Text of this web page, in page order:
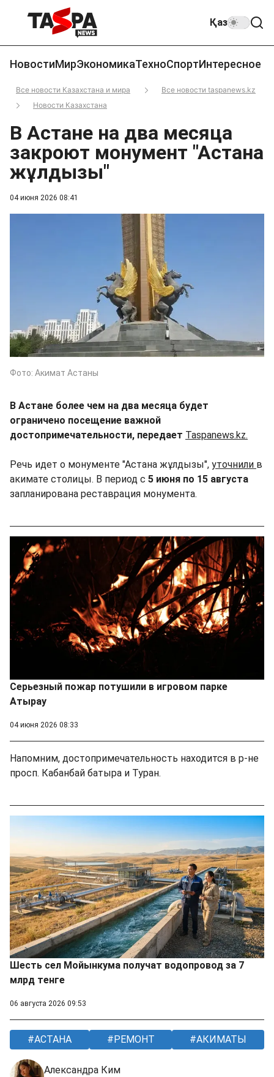
Қаз
НовостиМирЭкономикаТехноСпортИнтересное
Все новости Казахстана и мира
Все новости taspanews.kz
Новости Казахстана
04 июня 2026 08:41
В Астане на два месяца
закроют монумент "Астана
жұлдызы"
Фото: Акимат Астаны
В Астане более чем на два месяца будет
ограничено посещение важной
достопримечательности, передает Taspanews.kz.
Речь идет о монументе "Астана жұлдызы", уточнили в
акимате столицы. В период с 5 июня по 15 августа
запланирована реставрация монумента.
Серьезный пожар потушили в игровом парке
Атырау
04 июня 2026 08:33
Напомним, достопримечательность находится в р-не
просп. Кабанбай батыра и Туран.
Шесть сел Мойынкума получат водопровод за 7
млрд тенге
06 августа 2026 09:53
АСТАНА РЕМОНТ АКИМАТЫ
Александра Ким